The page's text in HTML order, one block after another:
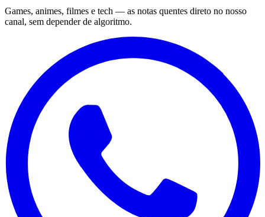
Games, animes, filmes e tech — as notas quentes direto no nosso
canal, sem depender de algoritmo.